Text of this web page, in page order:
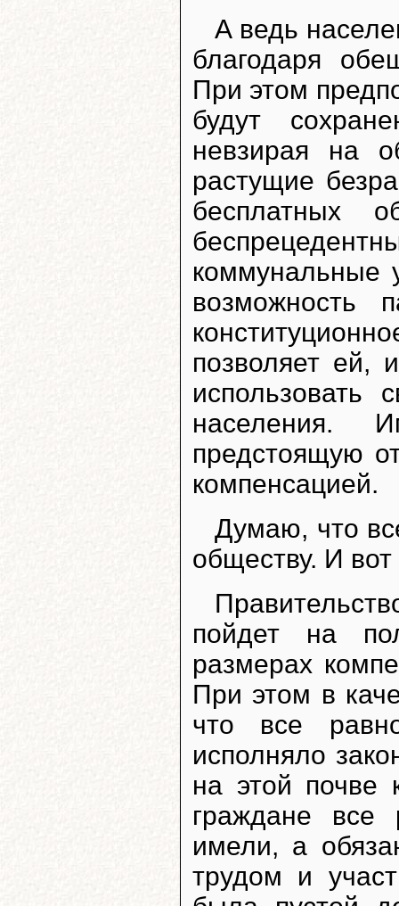
А ведь
благодаря
При этом
будут
невзирая на
растущие
бесплатных
коммунальные
возможность
позволяет ей,
населения.
предстоящую
компенсацией.
Думаю, что
обществу. И вот
пойдет на
размерах
При этом в
что все
исполняло
на этой почве
граждане все
имели, а
трудом и